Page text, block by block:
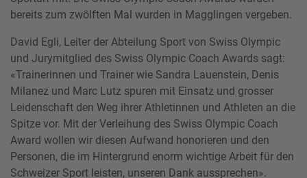
bereits zum zwölften Mal wurden in Magglingen vergeben.
David Egli, Leiter der Abteilung Sport von Swiss Olympic
und Jurymitglied des Swiss Olympic Coach Awards sagt:
«Trainerinnen und Trainer wie Sandra Lauenstein, Denis
Milanez und Marc Lutz spuren mit Einsatz und grosser
Leidenschaft den Weg ihrer Athletinnen und Athleten an die
Spitze vor. Mit der Verleihung des Swiss Olympic Coach
Award wollen wir diesen Aufwand honorieren und den
Personen, die im Hintergrund enorm wichtige Arbeit für den
Schweizer Sport leisten, unseren Dank aussprechen».